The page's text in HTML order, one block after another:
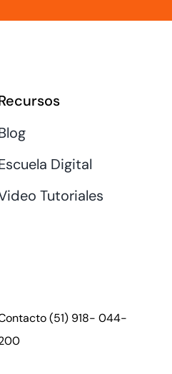
Digital
Tutoriales
(51) 918- 044-